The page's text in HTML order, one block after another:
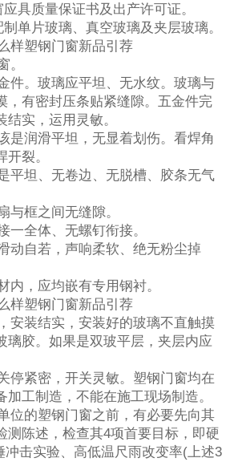
具质量保证书及出产许可证。
单片玻璃、真空玻璃及夹层玻璃。
样塑钢门窗新品引荐
。
件。玻璃应平坦、无水纹。玻璃与
，有密封压条贴紧缝隙。五金件完
实，运用灵敏。
润滑平坦，无显着划伤。看焊角
裂。
平坦、无卷边、无脱槽、胶条无气
框之间无缝隙。
全体、无螺钉衔接。
动自若，声响柔软、绝无粉尘掉
，应均嵌有专用钢衬。
样塑钢门窗新品引荐
安装结实，安装好的玻璃不直触摸
璃胶。如果是双玻平层，夹层内应
紧密，开关灵敏。塑钢门窗均在
加工制造，不能在施工现场制造。
位的塑钢门窗之前，有必要先向其
测陈述，检查其4项首要目标，即硬
冲击实验、高低温尺雨改变率(上述3